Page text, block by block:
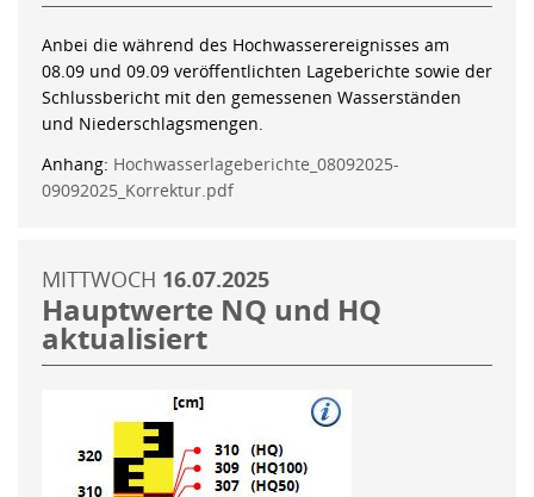
Anbei die während des Hochwasserereignisses am
08.09 und 09.09 veröffentlichten Lageberichte sowie der
Schlussbericht mit den gemessenen Wasserständen
und Niederschlagsmengen.
Anhang: Hochwasserlageberichte_08092025-
09092025_Korrektur.pdf
MITTWOCH 16.07.2025
Hauptwerte NQ und HQ
aktualisiert